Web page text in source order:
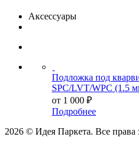
Аксессуары
Подложка под
SPC/LVT/WPC (1.5
от 1 000 ₽
Подробнее
2026 © Идея Паркета. Все